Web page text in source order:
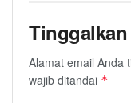
Alamat email Anda
wajib ditandai *